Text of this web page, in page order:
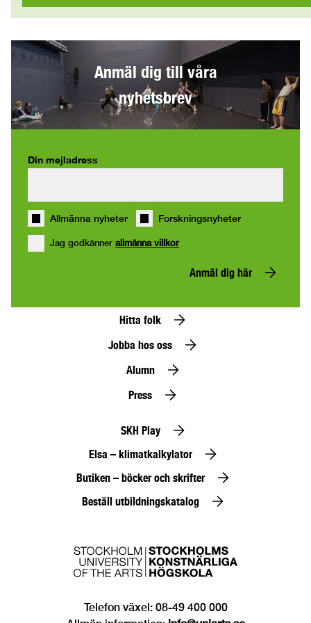
Anmäl dig till våra
nyhetsbrev
Din mejladress
Allmänna nyheter Forskningsnyheter
Jag godkänner allmänna villkor
Anmäl dig här
Hitta folk
Jobba hos oss
Alumn
Press
SKH Play
Elsa – klimatkalkylator
Butiken – böcker och skrifter
Beställ utbildningskatalog
Telefon växel: 08-49 400 000